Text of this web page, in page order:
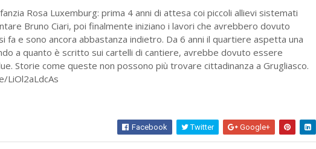
Rosa Luxemburg: prima 4 anni di attesa coi piccoli allievi sistemati
Bruno Ciari, poi finalmente iniziano i lavori che avrebbero dovuto
fa e sono ancora abbastanza indietro. Da 6 anni il quartiere aspetta una
a quanto è scritto sui cartelli di cantiere, avrebbe dovuto essere
Storie come queste non possono più trovare cittadinanza a Grugliasco.
LiOl2aLdcAs
Facebook Twitter Google+